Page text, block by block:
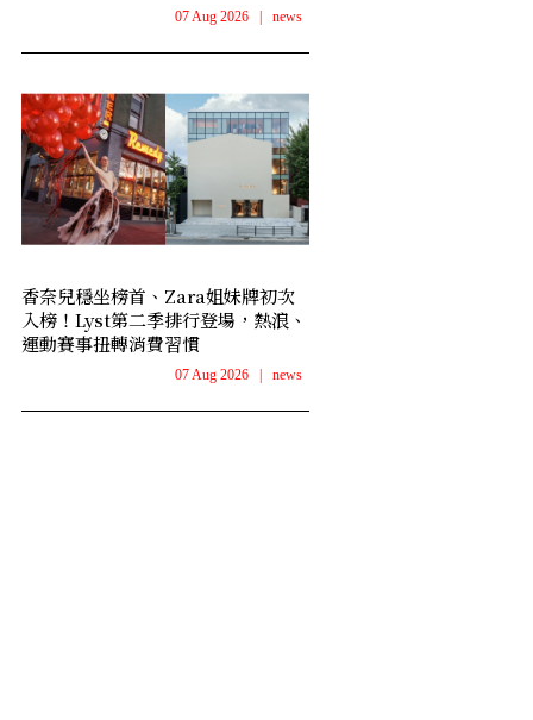
07 Aug 2026 news
香奈兒穩坐榜首、Zara姐妹牌初次
入榜！Lyst第二季排行登場，熱浪、
運動賽事扭轉消費習慣
07 Aug 2026 news